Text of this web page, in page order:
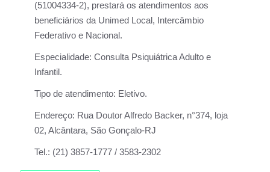
(51004334-2), prestará os atendimentos aos
beneficiários da Unimed Local, Intercâmbio
Federativo e Nacional.
Especialidade: Consulta Psiquiátrica Adulto e
Infantil.
Tipo de atendimento: Eletivo.
Endereço: Rua Doutor Alfredo Backer, n°374, loja
02, Alcântara, São Gonçalo-RJ
Tel.: (21) 3857-1777 / 3583-2302